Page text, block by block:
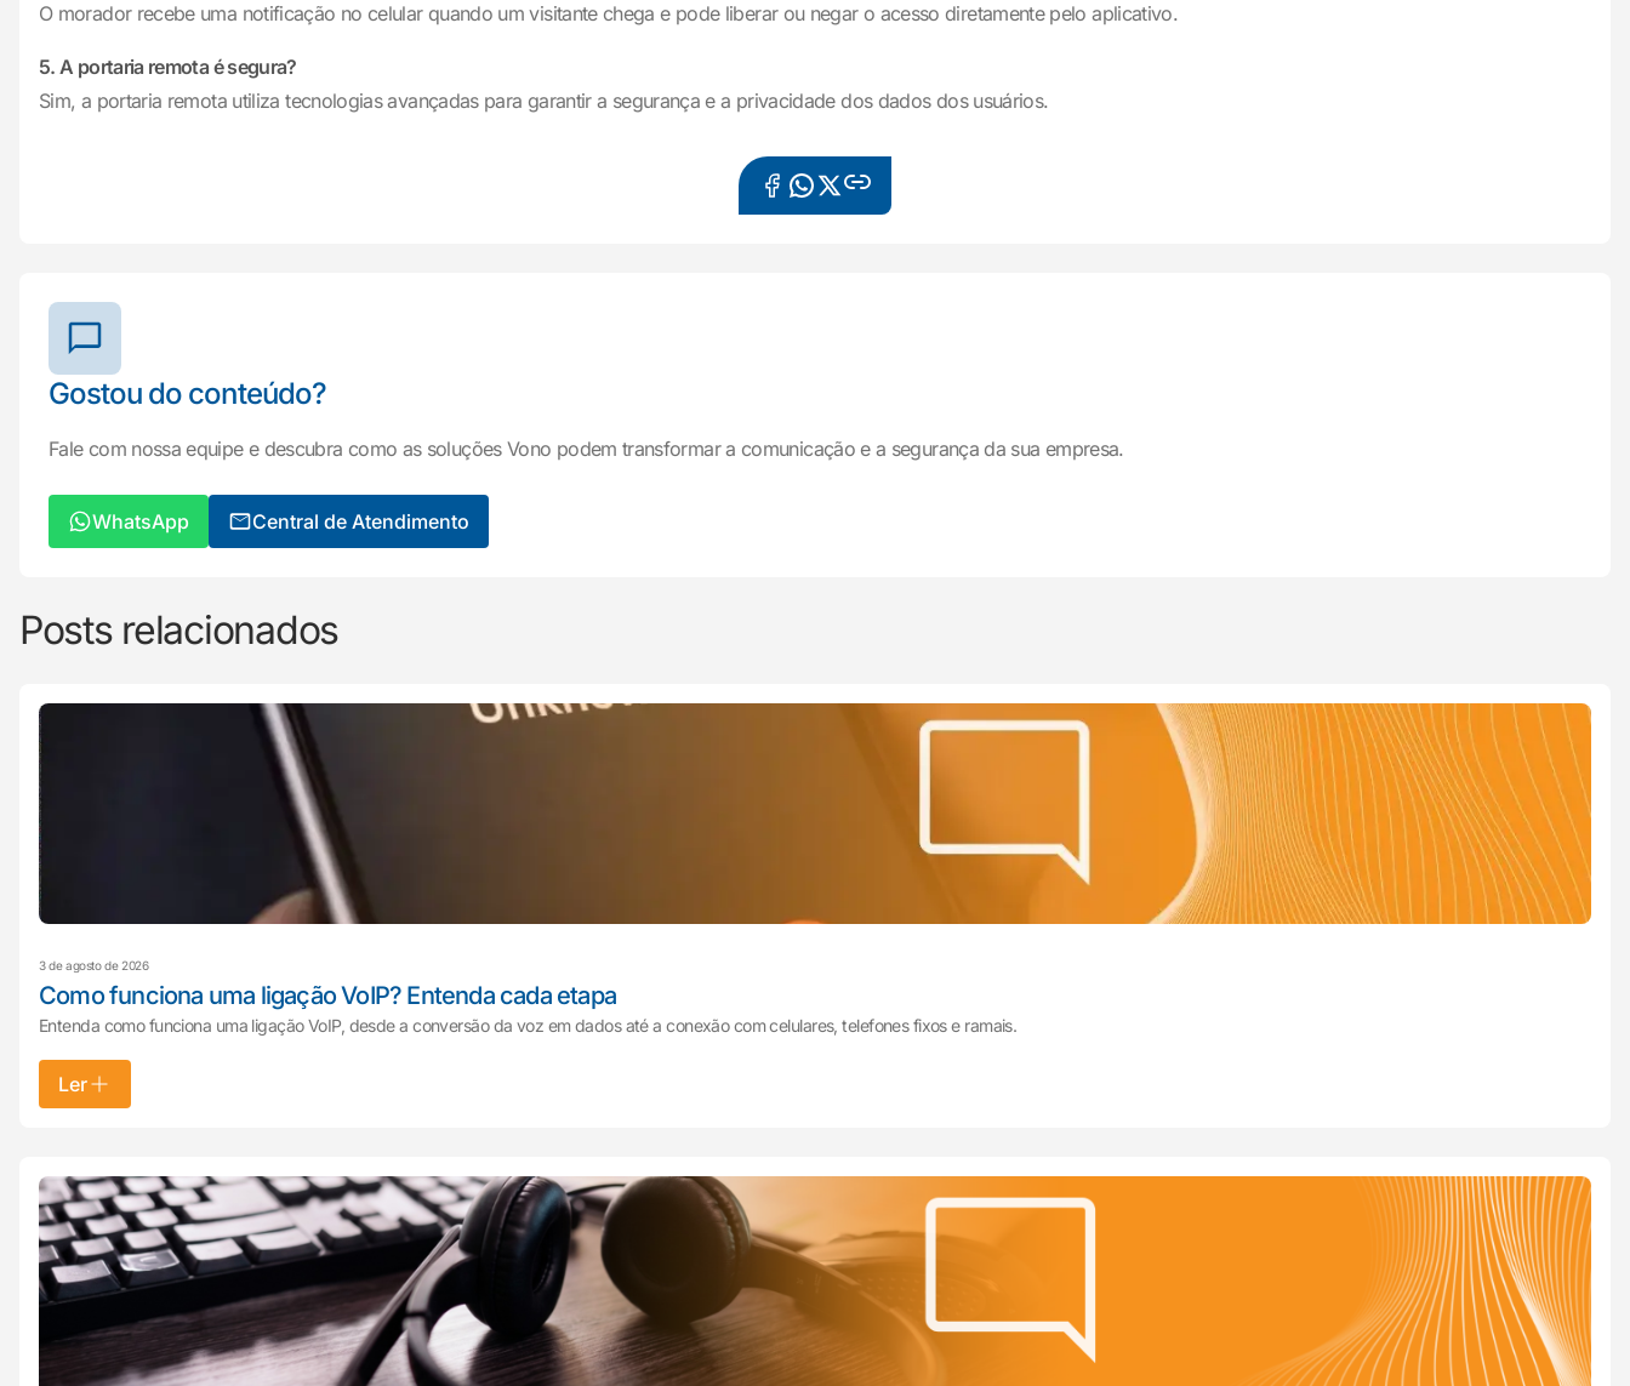
O morador recebe uma notificação no celular quando um visitante chega e pode liberar ou negar o acesso diretamente pelo aplicativo.
5. A portaria remota é segura?
Sim, a portaria remota utiliza tecnologias avançadas para garantir a segurança e a privacidade dos dados dos usuários.
Gostou do conteúdo?
Fale com nossa equipe e descubra como as soluções Vono podem transformar a comunicação e a segurança da sua empresa.
WhatsApp Central de Atendimento
Posts relacionados
3 de agosto de 2026
Como funciona uma ligação VoIP? Entenda cada etapa
Entenda como funciona uma ligação VoIP, desde a conversão da voz em dados até a conexão com celulares, telefones fixos e ramais.
Ler